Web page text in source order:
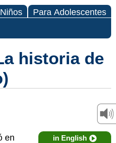
Para Adolescentes
historia de
in English
en